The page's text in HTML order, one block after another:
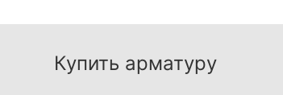
Купить арматуру